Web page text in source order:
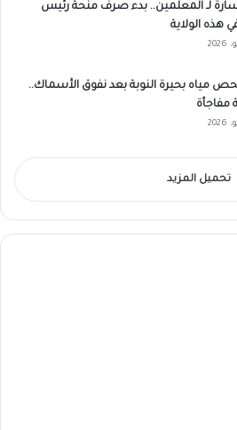
لـ المعلمين.. بدء صرف منحة رئيس
هذه الولاية
مياه بحيرة النوبة بعد نفوق الأسماك..
مفاجأة
تحميل المزيد